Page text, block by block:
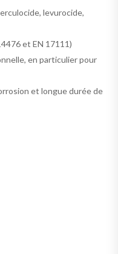
levurocide,
et EN 17111)
en particulier pour
et longue durée de